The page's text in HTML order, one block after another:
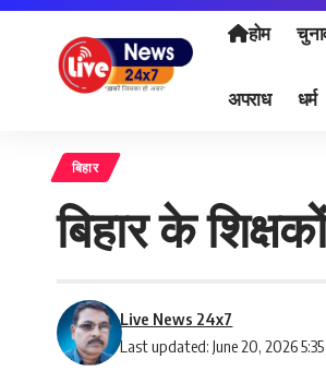
होम
अपराध धर्म
बिहार
बिहार के
Last updated: June 20, 2026
Live News 24x7